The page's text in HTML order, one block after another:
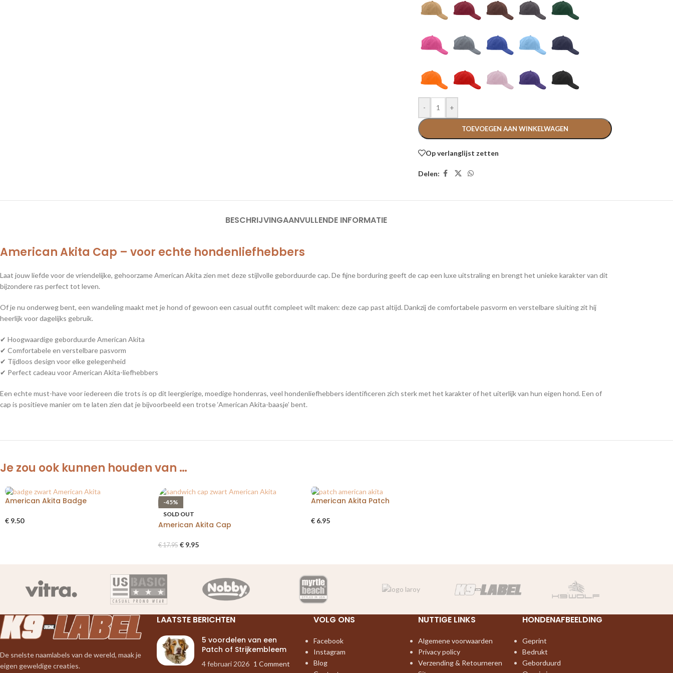
- +
TOEVOEGEN AAN WINKELWAGEN
Op verlanglijst zetten
Delen:
BESCHRIJVINGAANVULLENDE INFORMATIE
American Akita Cap – voor echte hondenliefhebbers
Laat jouw liefde voor de vriendelijke, gehoorzame American Akita zien met deze stijlvolle geborduurde cap. De fijne borduring geeft de cap een luxe uitstraling en brengt het unieke karakter van dit
bijzondere ras perfect tot leven.
Of je nu onderweg bent, een wandeling maakt met je hond of gewoon een casual outfit compleet wilt maken: deze cap past altijd. Dankzij de comfortabele pasvorm en verstelbare sluiting zit hij
heerlijk voor dagelijks gebruik.
✔ Hoogwaardige geborduurde American Akita
✔ Comfortabele en verstelbare pasvorm
✔ Tijdloos design voor elke gelegenheid
✔ Perfect cadeau voor American Akita-liefhebbers
Een echte must-have voor iedereen die trots is op dit leergierige, moedige hondenras, veel hondenliefhebbers identificeren zich sterk met het karakter of het uiterlijk van hun eigen hond. Een of
cap is positieve manier om te laten zien dat je bijvoorbeeld een trotse ‘American Akita-baasje’ bent.
Je zou ook kunnen houden van …
American Akita Badge
€ 9.50
-45%
SOLD OUT
American Akita Cap
€17.95 €9.95
American Akita Patch
€ 6.95
De snelste naamlabels van de wereld, maak je
eigen geweldige creaties.
LAATSTE BERICHTEN
5 voordelen van een
Patch of Strijkembleem
4 februari 2026 1 Comment
VOLG ONS
Facebook
Instagram
Blog
NUTTIGE LINKS
Algemene voorwaarden
Privacy policy
Verzending & Retourneren
HONDENAFBEELDING
Geprint
Bedrukt
Geborduurd